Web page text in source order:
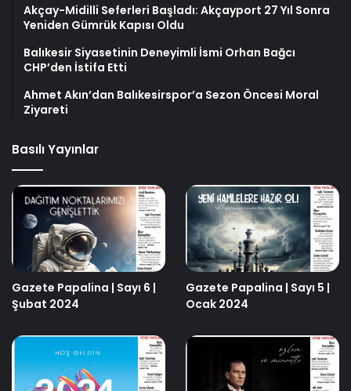
Akçay-Midilli Seferleri Başladı: Akçayport 27 Yıl Sonra
Yeniden Gümrük Kapısı Oldu
Balıkesir Siyasetinin Deneyimli İsmi Orhan Bağcı
CHP’den İstifa Etti
Ahmet Akın’dan Balıkesirspor’a Sezon Öncesi Moral
Ziyareti
Basılı Yayınlar
Gazete Papalina | Sayı 6 |
Şubat 2024
Gazete Papalina | Sayı 5 |
Ocak 2024